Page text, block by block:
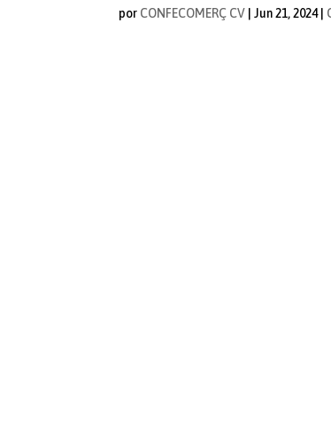
por CONFECOMERÇ CV |Jun 21, 2024|